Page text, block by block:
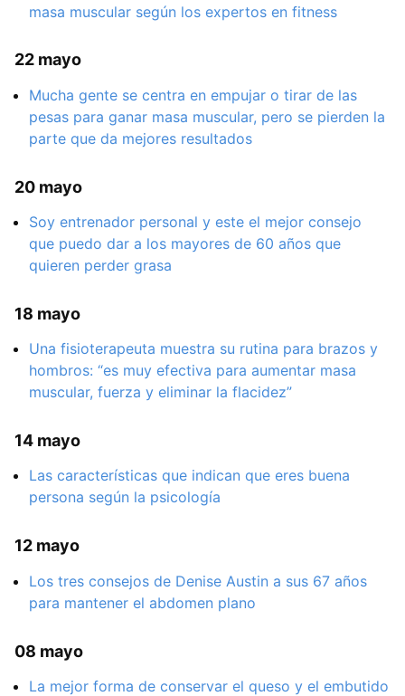
masa muscular según los expertos en fitness
22 mayo
Mucha gente se centra en empujar o tirar de las
pesas para ganar masa muscular, pero se pierden la
parte que da mejores resultados
20 mayo
Soy entrenador personal y este el mejor consejo
que puedo dar a los mayores de 60 años que
quieren perder grasa
18 mayo
Una fisioterapeuta muestra su rutina para brazos y
hombros: “es muy efectiva para aumentar masa
muscular, fuerza y eliminar la flacidez”
14 mayo
Las características que indican que eres buena
persona según la psicología
12 mayo
Los tres consejos de Denise Austin a sus 67 años
para mantener el abdomen plano
08 mayo
La mejor forma de conservar el queso y el embutido